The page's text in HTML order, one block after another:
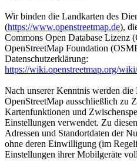
Wir binden die Landkarten des
(https://www.openstreetmap.de),
Commons Open Database Lizenz
OpenStreetMap Foundation
Datenschutzerklärung:
https://wiki.openstreetmap.org/
Nach unserer Kenntnis werden
OpenStreetMap ausschließlich zu
Kartenfunktionen und
Einstellungen verwendet. Zu
Adressen und Standortdaten der
ohne deren Einwilligung (im
Einstellungen ihrer Mobilgeräte